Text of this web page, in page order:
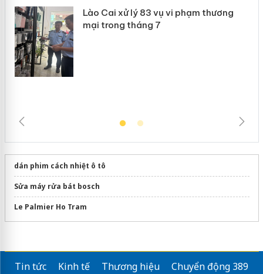
dán phim cách nhiệt ô tô
Sửa máy rửa bát bosch
Le Palmier Ho Tram
Tin tức Kinh tế Thương hiệu
Chuyển động 389